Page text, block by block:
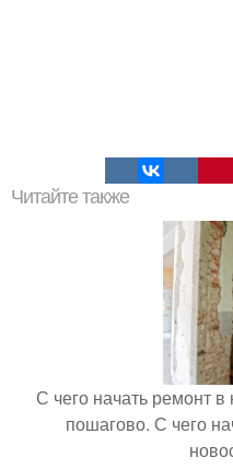
Читайте также
С чего начать ремонт в
пошагово. С чего